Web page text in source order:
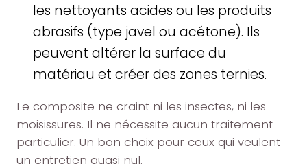
les nettoyants acides ou les produits
abrasifs (type javel ou acétone). Ils
peuvent altérer la surface du
matériau et créer des zones ternies.
Le composite ne craint ni les insectes, ni les
moisissures. Il ne nécessite aucun traitement
particulier. Un bon choix pour ceux qui veulent
un entretien quasi nul.